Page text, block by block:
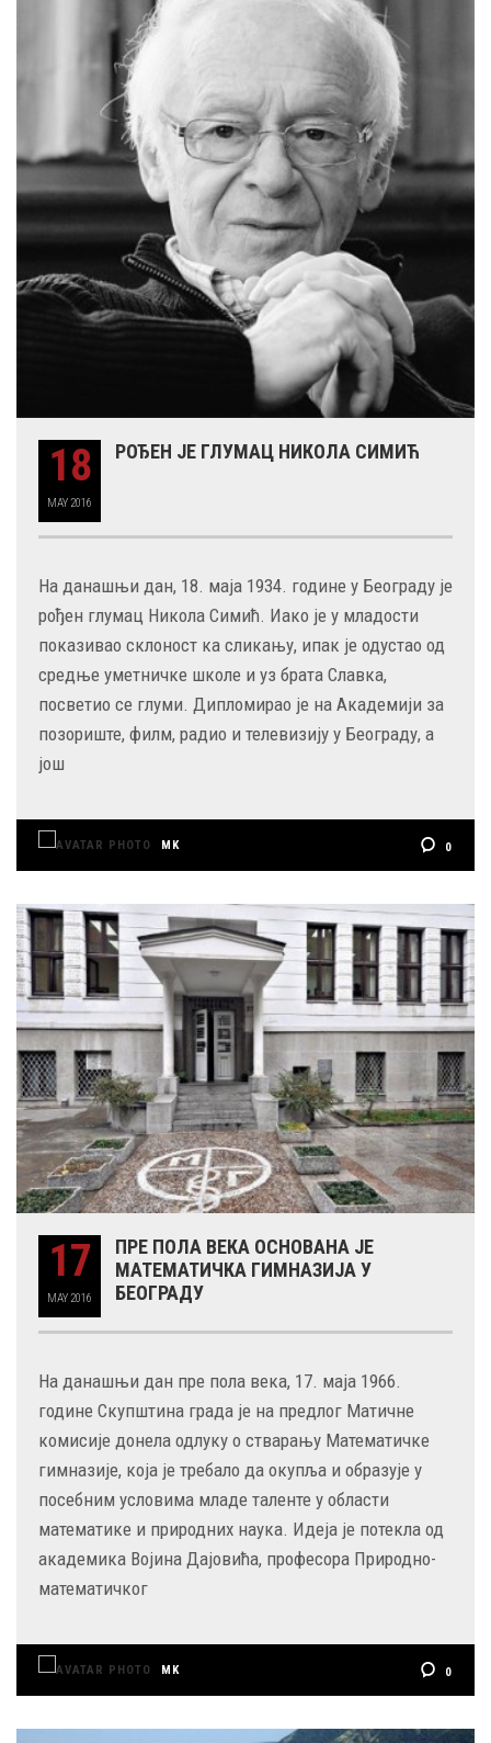
18
MAY 2016
РОЂЕН ЈЕ ГЛУМАЦ НИКОЛА СИМИЋ
На данашњи дан, 18. маја 1934. године у Београду је
рођен глумац Никола Симић. Иако је у младости
показивао склоност ка сликању, ипак је одустао од
средње уметничке школе и уз брата Славка,
посветио се глуми. Дипломирао је на Академији за
позориште, филм, радио и телевизију у Београду, а
још
MK 0
17
MAY 2016
ПРЕ ПОЛА ВЕКА ОСНОВАНА ЈЕ
МАТЕМАТИЧКА ГИМНАЗИЈА У
БЕОГРАДУ
На данашњи дан пре пола века, 17. маја 1966.
године Скупштина града је на предлог Матичне
комисије донела одлуку о стварању Математичке
гимназије, која је требало да окупља и образује у
посебним условима младе таленте у области
математике и природних наука. Идеја је потекла од
академика Војина Дајовића, професора Природно-
математичког
MK 0